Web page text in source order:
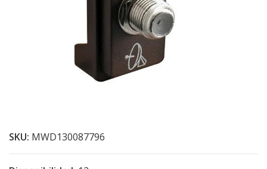
SKU: MWD130087796